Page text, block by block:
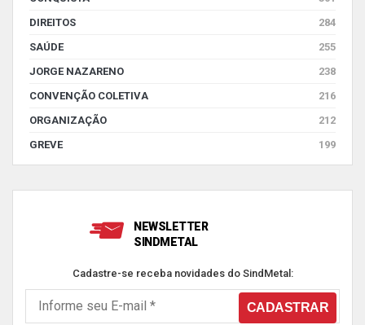
DIREITOS
284
SAÚDE
255
JORGE NAZARENO
238
CONVENÇÃO COLETIVA
216
ORGANIZAÇÃO
212
GREVE
199
NEWSLETTER
SINDMETAL
Cadastre-se receba novidades do SindMetal: